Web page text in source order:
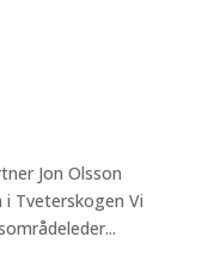
Jon Olsson
Tveterskogen Vi